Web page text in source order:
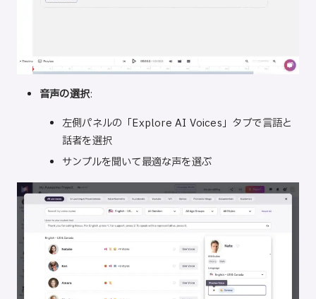
音声の選択:
左側パネルの「Explore AI Voices」タブで言語と
話者を選択
サンプルを聞いて最適な声を選ぶ